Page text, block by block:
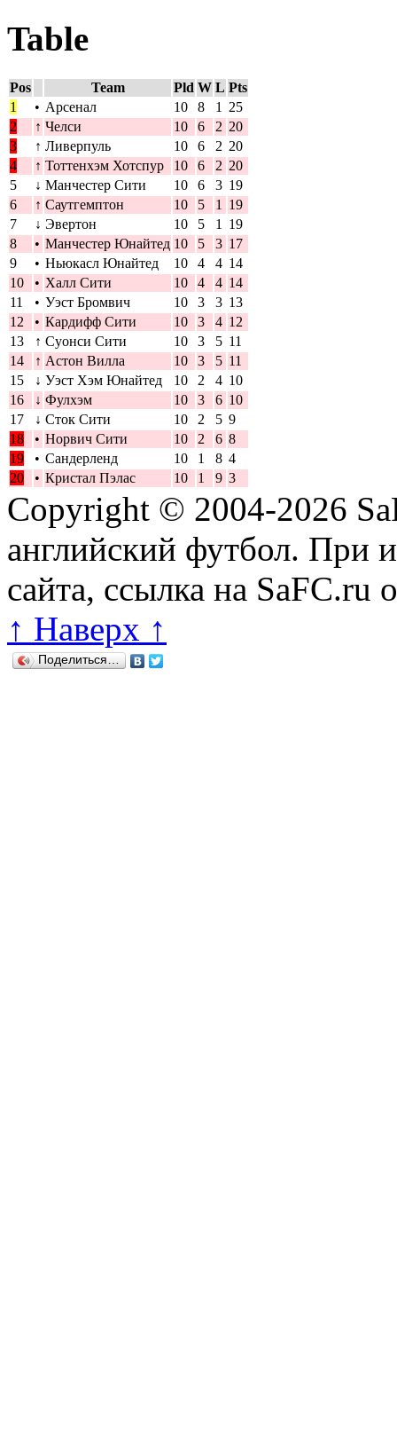
Table
Pos Team Pld W L Pts
1
• Арсенал 10 8 1
25
2
↑ Челси 10 6 2 20
3
↑ Ливерпуль 10 6 2 20
4
↑ Тоттенхэм Хотспур 10 6 2 20
5
↓ Манчестер Сити 10 6 3 19
6
↑ Саутгемптон 10 5 1
19
7
↓ Эвертон 10 5 1
19
8
• Манчестер Юнайтед 10 5 3 17
9
• Ньюкасл Юнайтед 10 4 4 14
10
• Халл Сити 10 4 4 14
11
• Уэст Бромвич 10 3 3 13
12
• Кардифф Сити 10 3 4 12
13
↑ Суонси Сити 10 3 5 11
14
↑ Астон Вилла 10 3 5 11
15
↓ Уэст Хэм Юнайтед 10 2 4 10
16
↓ Фулхэм 10 3 6 10
17
↓ Сток Сити 10 2 5 9
18
• Норвич Сити 10 2 6 8
19
• Сандерленд 10 1 8 4
20
• Кристал Пэлас 10 1 9 3
Copyright © 2004-2026
английский футбол. При
сайта, ссылка на SaFC.ru
↑ Наверх ↑
Поделиться…